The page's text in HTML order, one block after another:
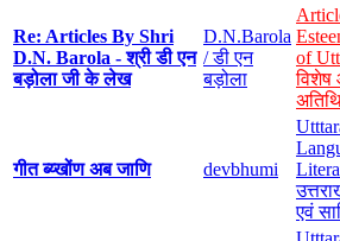
Re: Articles By Shri
D.N. Barola - श्री डी एन
बड़ोला जी के लेख
D.N.Barola
/ डी एन
बड़ोला
of
विशेष
गीत ब्य्खोंण अब जाणि devbhumi
एवं